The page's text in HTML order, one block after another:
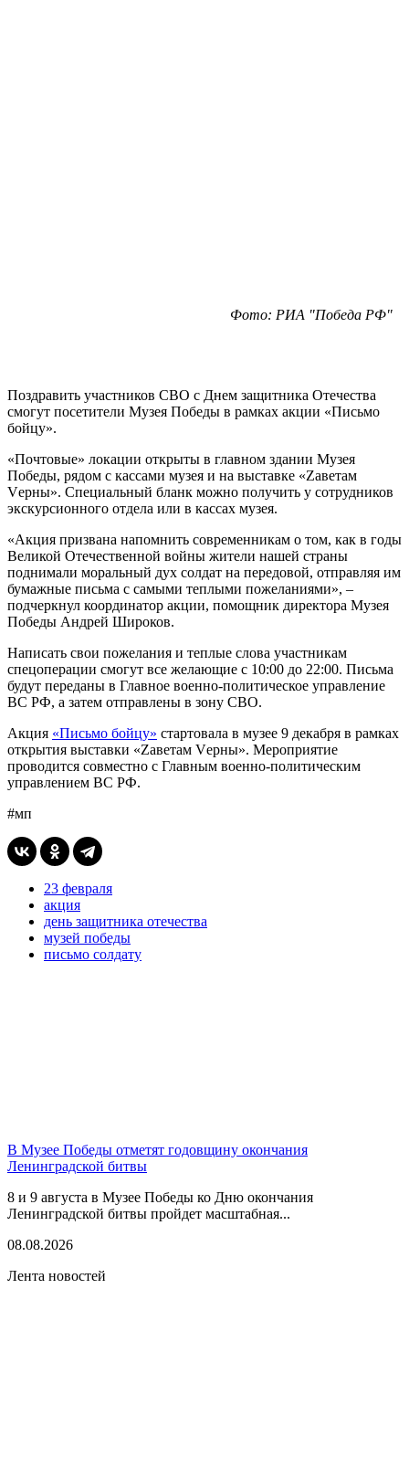
Фото: РИА "Победа РФ"
Поздравить участников СВО с Днем защитника Отечества
смогут посетители Музея Победы в рамках акции «Письмо
бойцу».
«Почтовые» локации открыты в главном здании Музея
Победы, рядом с кассами музея и на выставке «Zаветам
Vерны». Специальный бланк можно получить у сотрудников
экскурсионного отдела или в кассах музея.
«Акция призвана напомнить современникам о том, как в годы
Великой Отечественной войны жители нашей страны
поднимали моральный дух солдат на передовой, отправляя им
бумажные письма с самыми теплыми пожеланиями», –
подчеркнул координатор акции, помощник директора Музея
Победы Андрей Широков.
Написать свои пожелания и теплые слова участникам
спецоперации смогут все желающие с 10:00 до 22:00. Письма
будут переданы в Главное военно-политическое управление
ВС РФ, а затем отправлены в зону СВО.
Акция «Письмо бойцу» стартовала в музее 9 декабря в рамках
открытия выставки «Zаветам Vерны». Мероприятие
проводится совместно с Главным военно-политическим
управлением ВС РФ.
#мп
23 февраля
акция
день защитника отечества
музей победы
письмо солдату
В Музее Победы отметят годовщину окончания
Ленинградской битвы
8 и 9 августа в Музее Победы ко Дню окончания
Ленинградской битвы пройдет масштабная...
08.08.2026
Лента новостей